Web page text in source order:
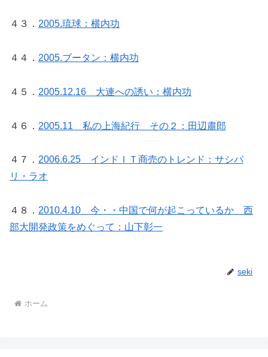
４３． 2005.琉球：横内功
４４． 2005.ブータン：横内功
４５． 2005.12.16 大連への誘い：横内功
４６． 2005.11 私の上海紀行 その２：田辺肅郎
４７． 2006.6.25 インドＩＴ商売のトレンド：サシパ
リ・ラオ
４８． 2010.4.10 今・・中国で何が起こっているか 西
部大開発政策をめぐって：山下彰一
seki
ホーム